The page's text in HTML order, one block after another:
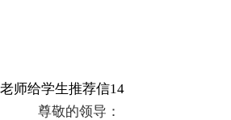
老师给学生推荐信14
尊敬的领导：